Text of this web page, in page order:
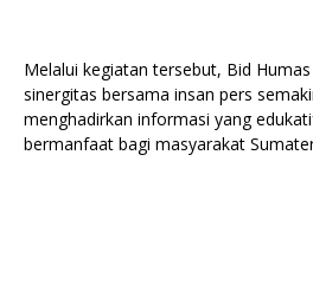
Melalui kegiatan tersebut, Bid
sinergitas bersama insan pers
menghadirkan informasi yang
bermanfaat bagi masyarakat